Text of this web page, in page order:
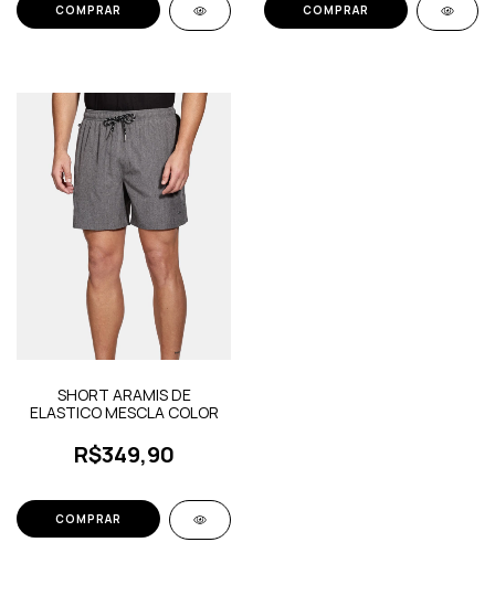
COMPRAR COMPRAR
SHORT ARAMIS DE
ELASTICO MESCLA COLOR
R$349,90
COMPRAR